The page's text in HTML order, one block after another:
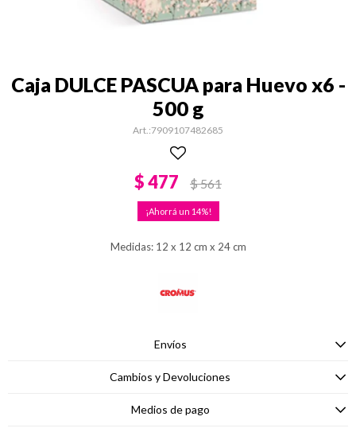
Caja DULCE PASCUA para Huevo x6 -
500 g
7909107482685
$477 $561
14
Medidas: 12 x 12 cm x 24 cm
Envíos
Cambios y Devoluciones
Medios de pago